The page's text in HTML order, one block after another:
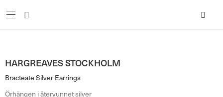
HARGREAVES STOCKHOLM
Bracteate Silver Earrings
Örhängen i återvunnet silver